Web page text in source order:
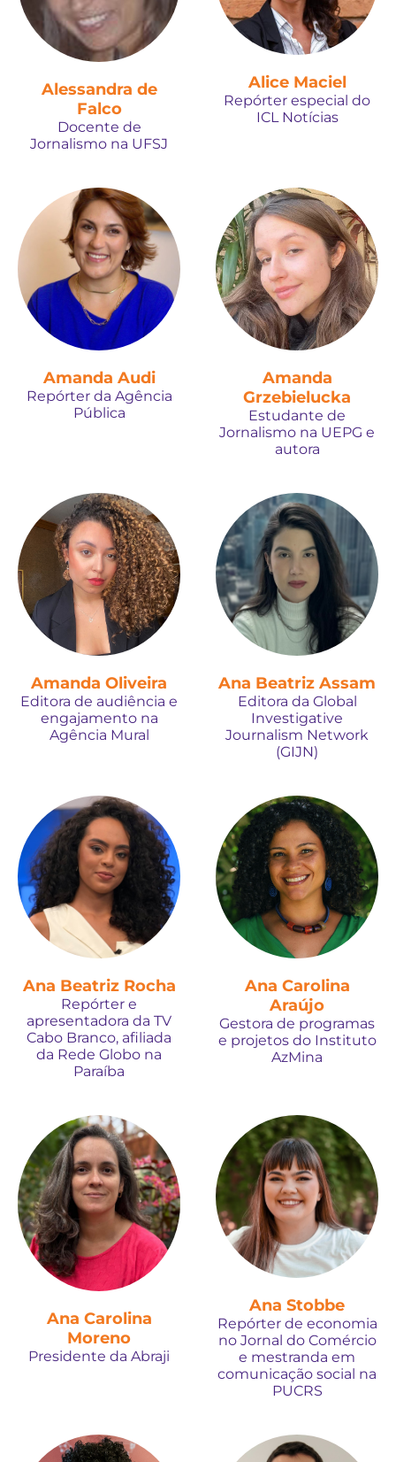
Alessandra de
Falco
Docente de
Jornalismo na UFSJ
Alice Maciel
Repórter especial do
ICL Notícias
Amanda Audi
Repórter da Agência
Pública
Amanda
Grzebielucka
Estudante de
Jornalismo na UEPG e
autora
Amanda Oliveira
Editora de audiência e
engajamento na
Agência Mural
Ana Beatriz Assam
Editora da Global
Investigative
Journalism Network
(GIJN)
Ana Beatriz Rocha
Repórter e
apresentadora da TV
Cabo Branco, afiliada
da Rede Globo na
Paraíba
Ana Carolina
Araújo
Gestora de programas
e projetos do Instituto
AzMina
Ana Carolina
Moreno
Presidente da Abraji
Ana Stobbe
Repórter de economia
no Jornal do Comércio
e mestranda em
comunicação social na
PUCRS